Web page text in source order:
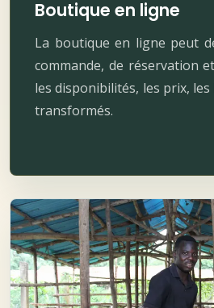
Boutique en ligne
La boutique en ligne peut
commande, de réservation
les disponibilités, les prix,
transformés.